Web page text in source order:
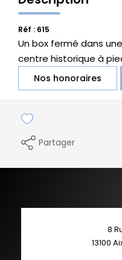
Réf : 615
Un box fermé dans
centre historique à
Nos honoraires
Partager
8
13100